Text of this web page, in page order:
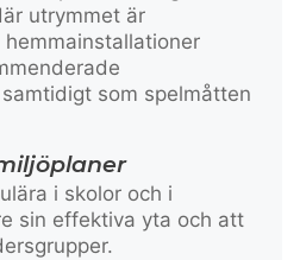
utrymmet är
som spelmåtten
i skolor och i
sin effektiva yta och att